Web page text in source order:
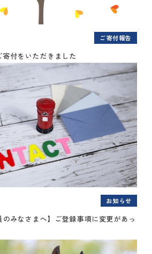
ご寄付報告
付をいただきました
お知らせ
のみなさまへ】ご登録事項に変更があっ